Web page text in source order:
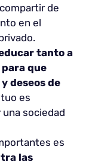
de
en el
tanto a
que
deseos de
es
sociedad
es
las